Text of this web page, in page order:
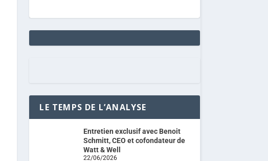
LE TEMPS DE L’ANALYSE
Entretien exclusif avec Benoit
Schmitt, CEO et cofondateur de
Watt & Well
22/06/2026